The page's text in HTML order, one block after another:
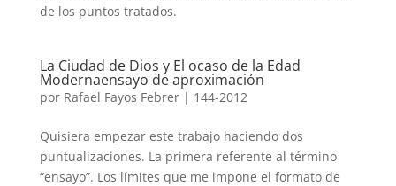
de los puntos tratados.
La Ciudad de Dios y El ocaso de la Edad
Modernaensayo de aproximación
por Rafael Fayos Febrer| 144-2012
Quisiera empezar este trabajo haciendo dos
puntualizaciones. La primera referente al término
“ensayo”. Los límites que me impone el formato de